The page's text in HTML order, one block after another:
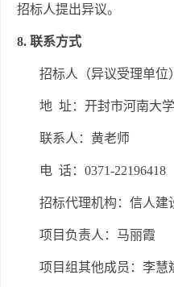
招标人提出异议。
8. 联系方式
招标人（异议受理单位
地 址： 开封市河南大
联系人：黄老师
电 话： 0371-22196418
招标代理机构：信人建
项目负责人：马丽霞
项目组其他成员：李慧